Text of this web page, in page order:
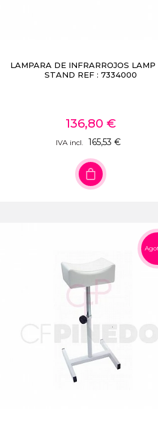
LAMPARA DE INFRARROJOS LAMP
STAND REF : 7334000
136,80 €
IVA incl. 165,53 €